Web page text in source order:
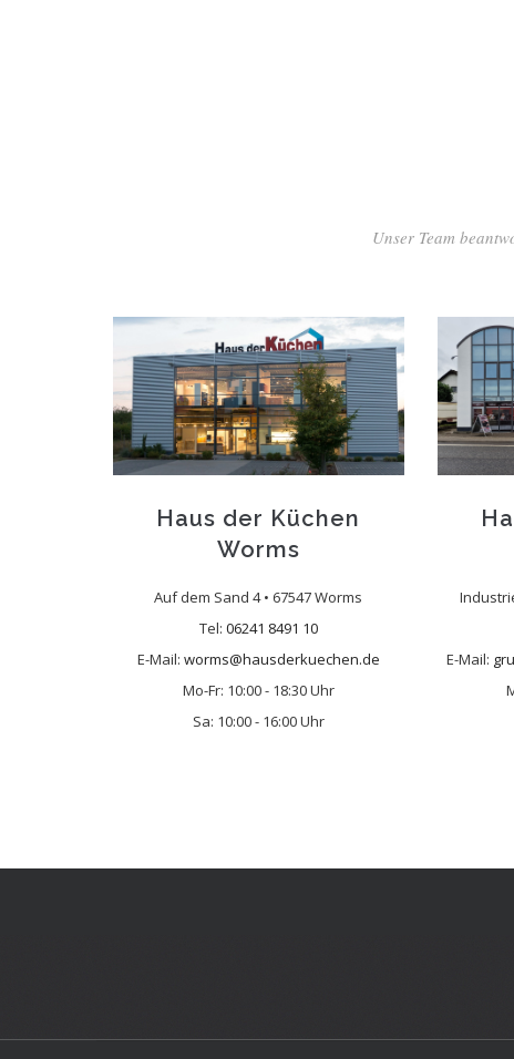
Unser Team
Haus der Küchen
Worms
Auf dem Sand 4 • 67547 Worms
Tel: 06241 8491 10
E-Mail: worms@hausderkuechen.de
Mo-Fr: 10:00 - 18:30 Uhr
Sa: 10:00 - 16:00 Uhr
E-Mail: